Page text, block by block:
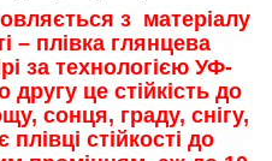
з матеріалу
– плівка глянцева
за технологією УФ-
другу це стійкість до
сонця, граду, снігу,
стійкості до